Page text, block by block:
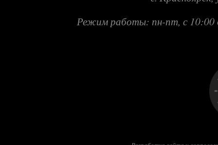
Режим работы: пн-пт, с 10:00